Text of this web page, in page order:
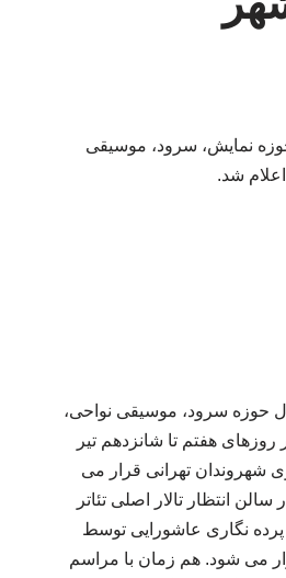
نمایش، سرود، موسیقی
شد.
حوزه سرود، موسیقی نواحی،
هفتم تا شانزدهم تیر
شهروندان تهرانی قرار می
انتظار تالار اصلی تئاتر
پرده نگاری عاشورایی توسط
می شود. هم زمان با مراسم